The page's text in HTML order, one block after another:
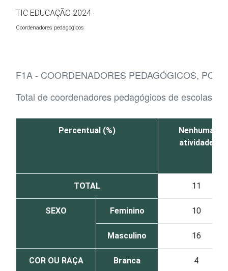
Ir para o conteúdo
TIC EDUCAÇÃO 2024
Coordenadores pedagógicos
F1A - COORDENADORES PEDAGÓGICOS,
Total de coordenadores pedagógicos de escolas
Percentual (%)
Nenhuma
atividade
TOTAL 11
SEXO Feminino 10
Masculino 16
COR OU RAÇA Branca 4